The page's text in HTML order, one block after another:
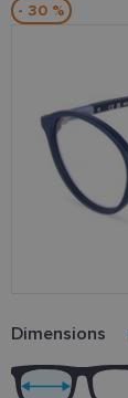
- 30 %
Dimensions